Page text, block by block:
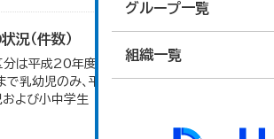
グループ一覧
組織一覧
況（件数）
は平成20年度から変更 乳幼児・小中高
で乳幼児のみ、平成20年度から令和元年
よび小中学生